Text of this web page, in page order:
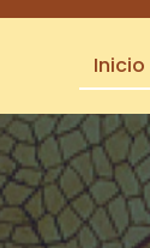
Inicio